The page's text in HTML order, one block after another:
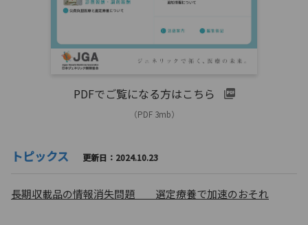
PDFでご覧になる方はこちら
（PDF 3mb）
トピックス 更新日：2024.10.23
長期収載品の情報消失問題 選定療養で加速のおそれ